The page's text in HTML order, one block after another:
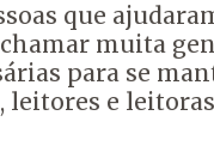
que
muita
para se
leitores e